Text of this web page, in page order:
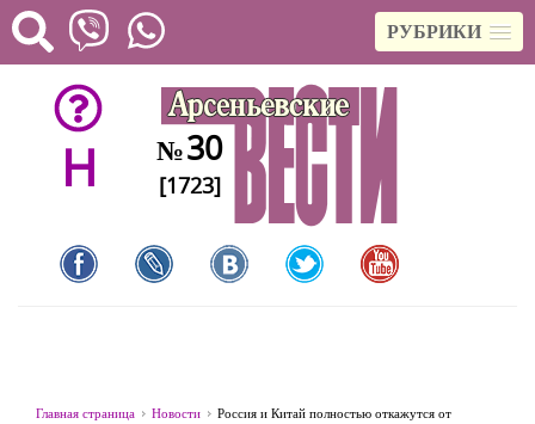
РУБРИКИ
H №30
[1723]
Главная страница Новости
Россия и Китай полностью откажутся от